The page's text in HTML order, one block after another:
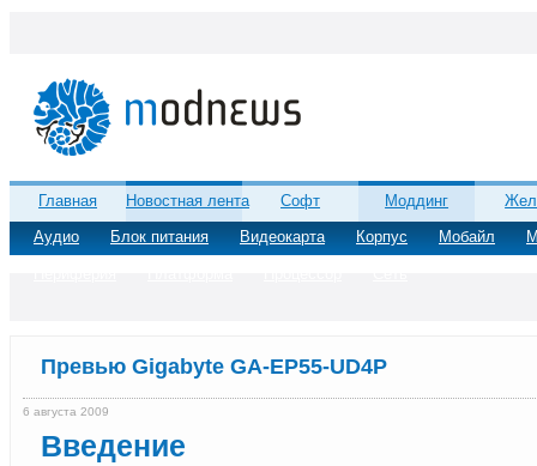
Главная Новостная лента Софт Моддинг
Аудио
Блок питания Видеокарта Корпус Мобайл
Превью Gigabyte GA-EP55-UD4P
6 августа 2009
Введение